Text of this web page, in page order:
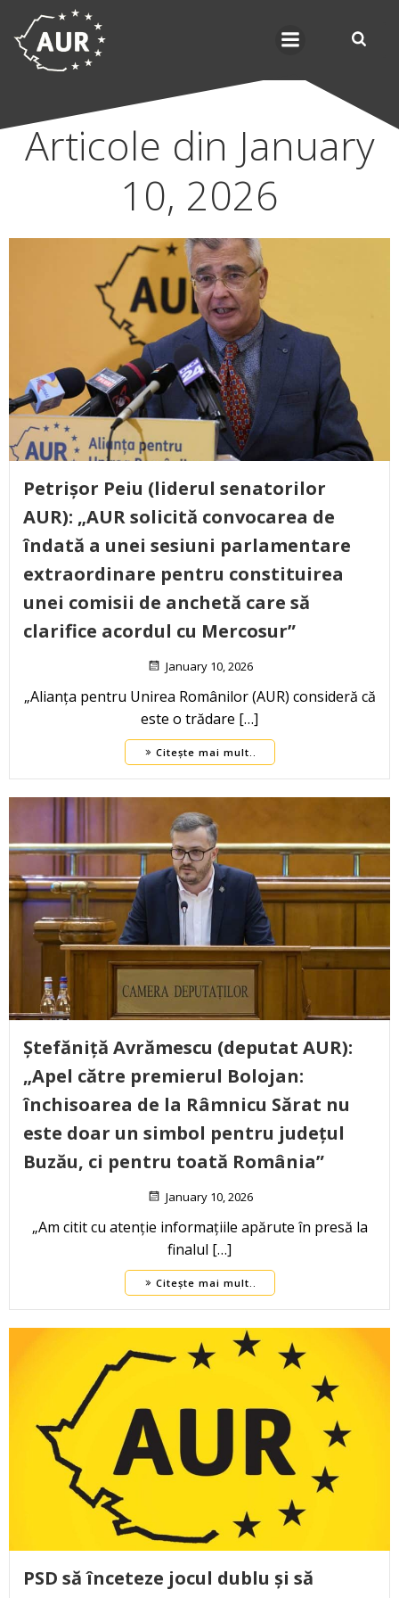
Articole din January
10, 2026
Petrișor Peiu (liderul senatorilor
AUR): „AUR solicită convocarea de
îndată a unei sesiuni parlamentare
extraordinare pentru constituirea
unei comisii de anchetă care să
clarifice acordul cu Mercosur”
January 10, 2026
„Alianța pentru Unirea Românilor (AUR) consideră că
este o trădare […]
Citește mai mult..
Ștefăniță Avrămescu (deputat AUR):
„Apel către premierul Bolojan:
închisoarea de la Râmnicu Sărat nu
este doar un simbol pentru județul
Buzău, ci pentru toată România”
January 10, 2026
„Am citit cu atenție informațiile apărute în presă la
finalul […]
Citește mai mult..
PSD să înceteze jocul dublu și să